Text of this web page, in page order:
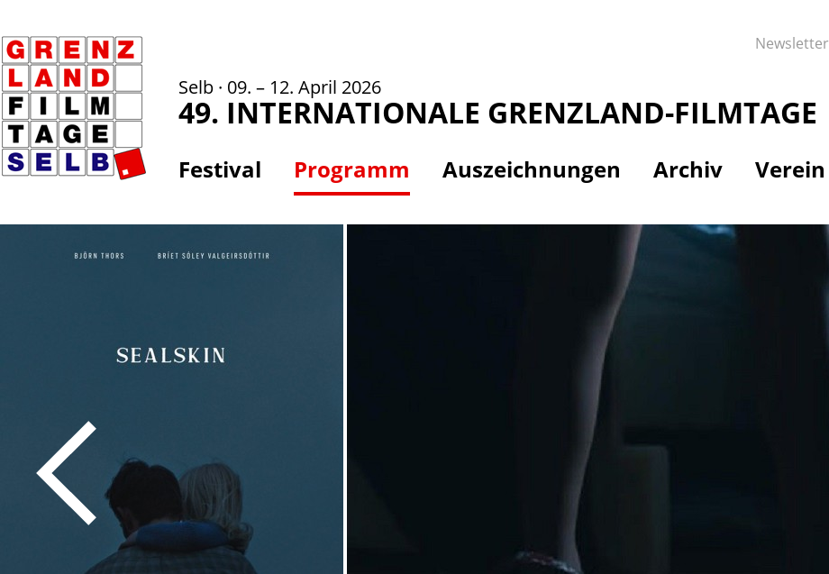
Newsletter
Selb · 09. – 12. April 2026
49. INTERNATIONALE GRENZLAND-FILMTAGE
Festival Programm Auszeichnungen Archiv Verein